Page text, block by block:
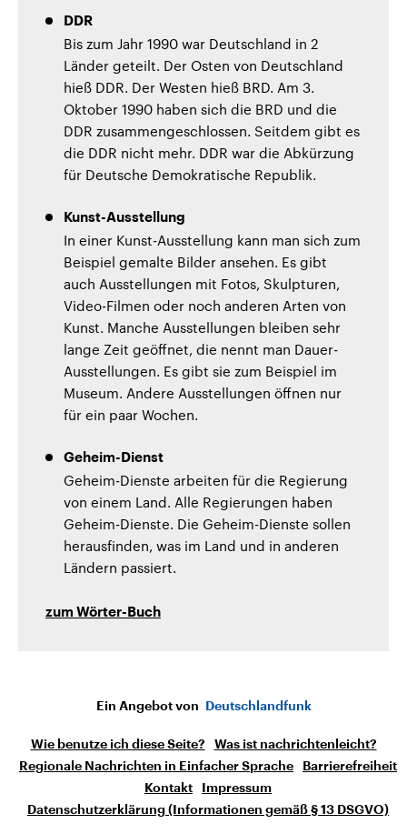
DDR
Bis zum Jahr 1990 war Deutschland in 2
Länder geteilt. Der Osten von Deutschland
hieß DDR. Der Westen hieß BRD. Am 3.
Oktober 1990 haben sich die BRD und die
DDR zusammengeschlossen. Seitdem gibt es
die DDR nicht mehr. DDR war die Abkürzung
für Deutsche Demokratische Republik.
Kunst-Ausstellung
In einer Kunst-Ausstellung kann man sich zum
Beispiel gemalte Bilder ansehen. Es gibt
auch Ausstellungen mit Fotos, Skulpturen,
Video-Filmen oder noch anderen Arten von
Kunst. Manche Ausstellungen bleiben sehr
lange Zeit geöffnet, die nennt man Dauer-
Ausstellungen. Es gibt sie zum Beispiel im
Museum. Andere Ausstellungen öffnen nur
für ein paar Wochen.
Geheim-Dienst
Geheim-Dienste arbeiten für die Regierung
von einem Land. Alle Regierungen haben
Geheim-Dienste. Die Geheim-Dienste sollen
herausfinden, was im Land und in anderen
Ländern passiert.
zum Wörter-Buch
Ein Angebot von Deutschlandfunk
Wie benutze ich diese Seite?
Was ist nachrichtenleicht?
Regionale Nachrichten in Einfacher Sprache
Barrierefreiheit
Kontakt
Impressum
Datenschutzerklärung (Informationen gemäß § 13 DSGVO)